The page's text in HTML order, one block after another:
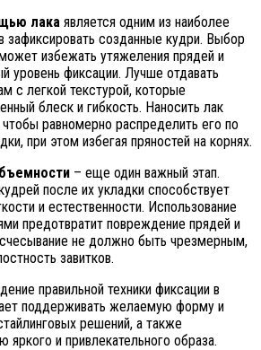
лака является одним из наиболее
зафиксировать созданные кудри. Выбор
избежать утяжеления прядей и
уровень фиксации. Лучше отдавать
с легкой текстурой, которые
блеск и гибкость. Наносить лак
равномерно распределить его по
при этом избегая пряностей на корнях.
– еще один важный этап.
после их укладки способствует
и естественности. Использование
предотвратит повреждение прядей и
не должно быть чрезмерным,
завитков.
правильной техники фиксации в
поддерживать желаемую форму и
решений, а также
яркого и привлекательного образа.